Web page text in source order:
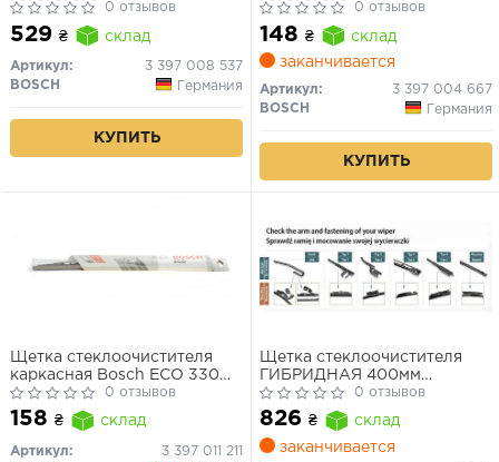
Golf, Passat, Audi A4, A6
0 отзывов
529 ₴ склад
Артикул:
3 397 008 537
BOSCH
Германия
КУПИТЬ
(W639)/Opel combo/VW
Golf II/III 70- (Eco)
0 отзывов
148 ₴
склад
заканчивается
Артикул:
3 397 004 667
BOSCH
Германия
КУПИТЬ
Щетка стеклоочистителя
каркасная Bosch ECO 330
мм (13")
0 отзывов
158 ₴ склад
Артикул:
3 397 011 211
Щетка стеклоочистителя
ГИБРИДНАЯ 400мм
HBLADE
0 отзывов
826 ₴
склад
заканчивается